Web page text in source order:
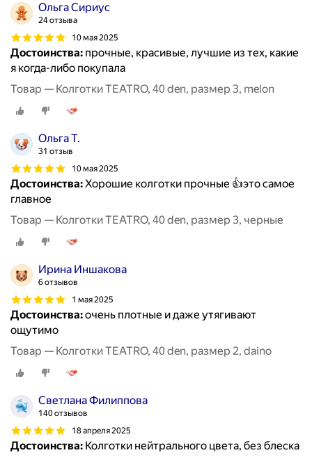
Ольга Сириус
24 отзыва
10 мая 2025
Достоинства: прочные, красивые, лучшие из тех, какие
я когда-либо покупала
Товар — Колготки TEATRO, 40 den, размер 3, melon
Ольга Т.
31 отзыв
10 мая 2025
Достоинства:Хорошие колготки прочные 👍это самое
главное
Товар — Колготки TEATRO, 40 den, размер 3, черные
Ирина Иншакова
6 отзывов
1 мая 2025
Достоинства:очень плотные и даже утягивают
ощутимо
Товар — Колготки TEATRO, 40 den, размер 2, daino
Светлана Филиппова
140 отзывов
18 апреля 2025
Достоинства: Колготки нейтрального цвета, без блеска